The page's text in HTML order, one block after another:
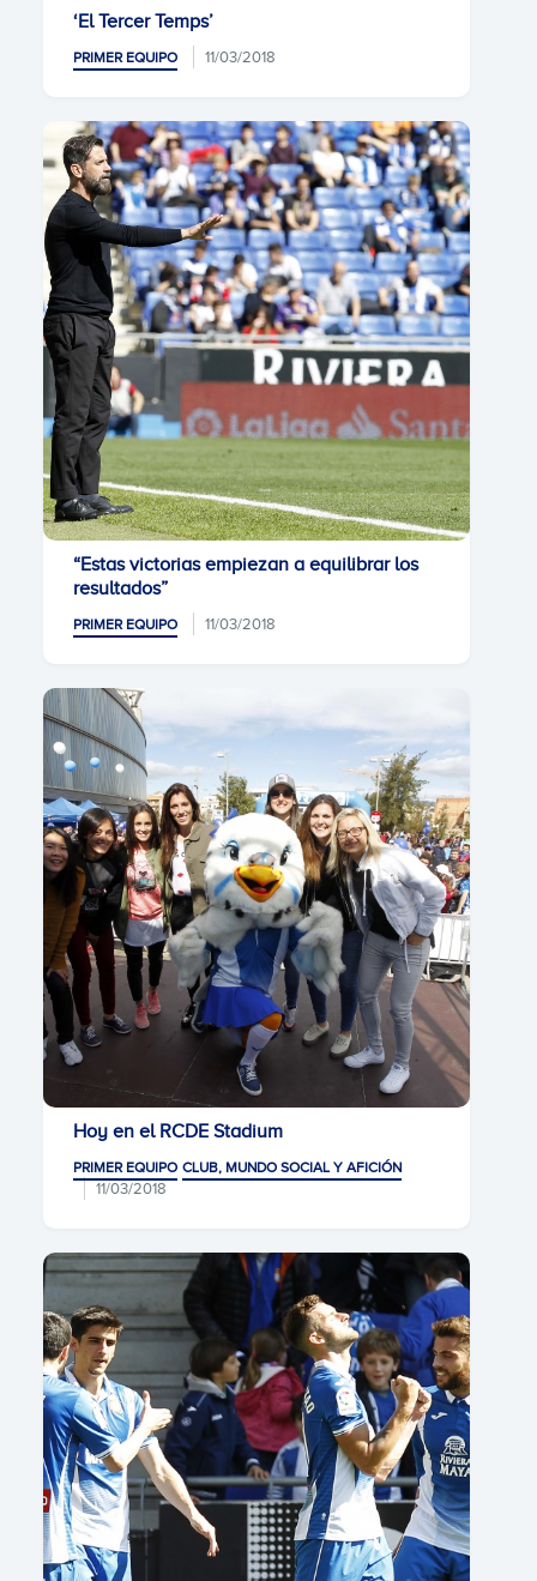
‘El Tercer Temps’
PRIMER EQUIPO 11/03/2018
“Estas victorias empiezan a equilibrar los
resultados”
PRIMER EQUIPO 11/03/2018
Hoy en el RCDE Stadium
PRIMER EQUIPO CLUB, MUNDO SOCIAL Y AFICIÓN
11/03/2018